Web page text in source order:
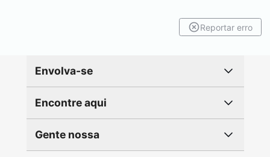
Reportar erro
Envolva-se
Encontre aqui
Gente nossa